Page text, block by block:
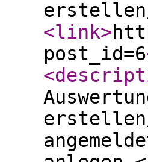
<link>
post_id=6